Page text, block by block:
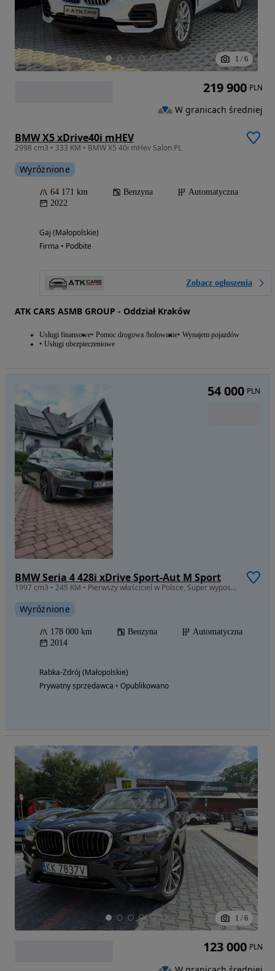
1 / 6
BMW X5 xDrive40i mHEV
2998 cm3 • 333 KM • BMW X5 40i mHev Salon PL
Wyróżnione
64 171 km Benzyna
Automatyczna
2022
Gaj (Małopolskie)
Firma • Podbite
Zobacz ogłoszenia
ATK CARS ASMB GROUP - Oddział Kraków
Usługi finansowe Pomoc drogowa /holowanie Wynajem pojazdów
Usługi ubezpieczeniowe
219 900 PLN
W granicach średniej
BMW Seria 4 428i xDrive Sport-Aut M Sport
1997 cm3 • 245 KM • Pierwszy właściciel w Polsce, Super wyposażenie, Kompl. opon zima+lato
Wyróżnione
178 000 km Benzyna
Automatyczna
2014
Rabka-Zdrój (Małopolskie)
Prywatny sprzedawca • Opublikowano
54 000 PLN
1 / 6
123 000 PLN